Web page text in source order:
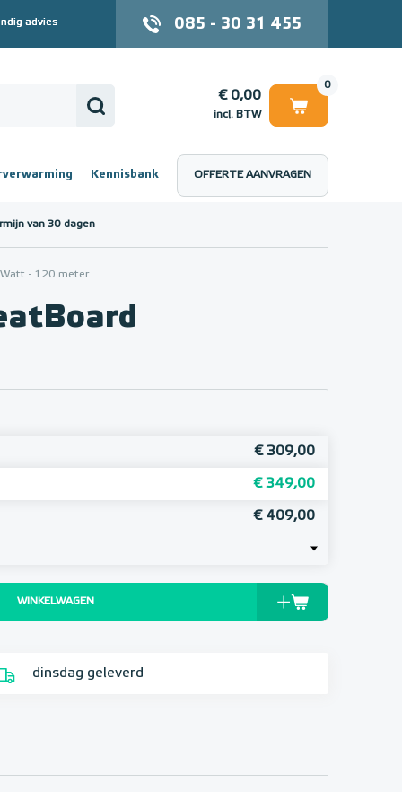
advies 085 - 30 31 455
0
€ 0,00
incl. BTW
€ 0,00
Kennisbank OFFERTE AANVRAGEN
van 30 dagen
Watt - 120 meter
€ 309,00
€ 349,00
€ 409,00
WINKELWAGEN
dinsdag geleverd